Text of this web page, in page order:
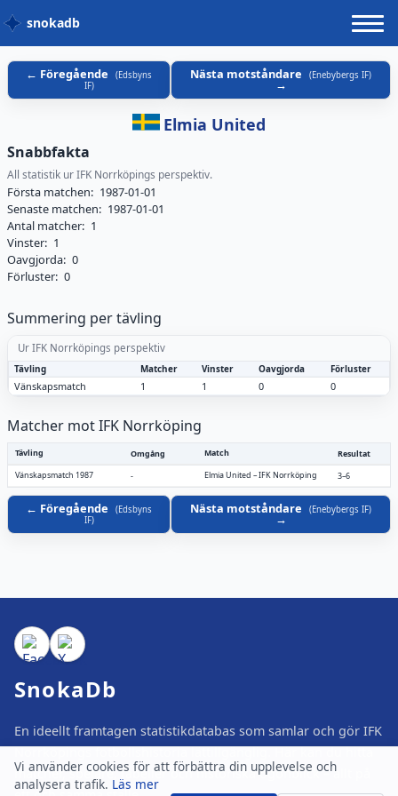
Vi använder cookies för att förbättra din upplevelse och
analysera trafik. Läs mer
snokadb
Föregående (Edsbyns
IF)
Nästa motståndare (Enebybergs IF)
Elmia United
Snabbfakta
All statistik ur IFK Norrköpings perspektiv.
Första matchen: 1987-01-01
Senaste matchen: 1987-01-01
Antal matcher: 1
Vinster: 1
Oavgjorda: 0
Förluster: 0
Summering per tävling
Ur IFK Norrköpings perspektiv
Tävling Matcher Vinster Oavgjorda Förluster
Vänskapsmatch 1 1 0 0
Matcher mot IFK Norrköping
Tävling Omgång Match
Resultat
Vänskapsmatch 1987
- Elmia United –IFK Norrköping 3–6
Föregående (Edsbyns
IF)
Nästa motståndare (Enebybergs IF)
SnokaDb
En ideellt framtagen statistikdatabas som samlar och gör IFK
Norrköpings fotbollshistoria lättillgänglig. Här kan du hitta
matcher, spelare, tabeller och historiska ögonblick – allt på